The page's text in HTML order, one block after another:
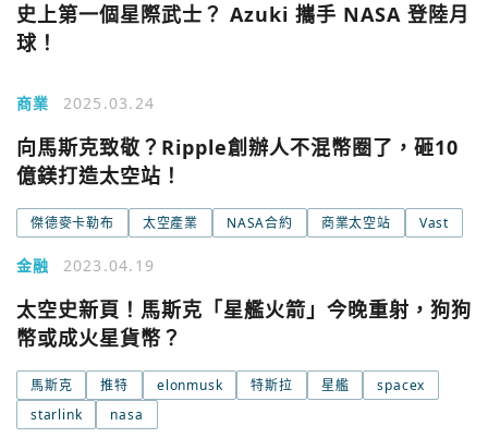
史上第一個星際武士？ Azuki 攜手 NASA 登陸月
球！
商業 2025.03.24
向馬斯克致敬？Ripple創辦人不混幣圈了，砸10
億鎂打造太空站！
傑德麥卡勒布 太空產業 NASA合約 商業太空站 Vast
金融 2023.04.19
太空史新頁！馬斯克「星艦火箭」今晚重射，狗狗
幣或成火星貨幣？
馬斯克 推特 elonmusk 特斯拉 星艦
spacex
starlink
nasa
繼續表示您已同意
關閉